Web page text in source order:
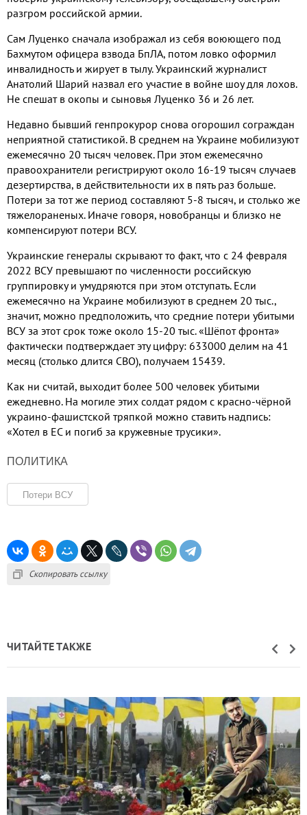
разгром российской армии.
Сам Луценко сначала изображал из себя воюющего под
Бахмутом офицера взвода БпЛА, потом ловко оформил
инвалидность и жирует в тылу. Украинский журналист
Анатолий Шарий назвал его участие в войне шоу для лохов.
Не спешат в окопы и сыновья Луценко 36 и 26 лет.
Недавно бывший генпрокурор снова огорошил сограждан
неприятной статистикой. В среднем на Украине мобилизуют
ежемесячно 20 тысяч человек. При этом ежемесячно
правоохранители регистрируют около 16-19 тысяч случаев
дезертирства, в действительности их в пять раз больше.
Потери за тот же период составляют 5-8 тысяч, и столько же
тяжелораненых. Иначе говоря, новобранцы и близко не
компенсируют потери ВСУ.
Украинские генералы скрывают то факт, что с 24 февраля
2022 ВСУ превышают по численности российскую
группировку и умудряются при этом отступать. Если
ежемесячно на Украине мобилизуют в среднем 20 тыс.,
значит, можно предположить, что средние потери убитыми
ВСУ за этот срок тоже около 15-20 тыс. «Шёпот фронта»
фактически подтверждает эту цифру: 633000 делим на 41
месяц (столько длится СВО), получаем 15439.
Как ни считай, выходит более 500 человек убитыми
ежедневно. На могиле этих солдат рядом с красно-чёрной
украино-фашистской тряпкой можно ставить надпись:
«Хотел в ЕС и погиб за кружевные трусики».
ПОЛИТИКА
Потери ВСУ
Скопировать ссылку
ЧИТАЙТЕ ТАКЖЕ